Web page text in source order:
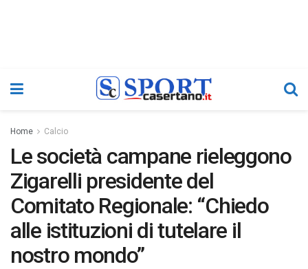
Home Calcio
Le società campane rieleggono
Zigarelli presidente del
Comitato Regionale: “Chiedo
alle istituzioni di tutelare il
nostro mondo”